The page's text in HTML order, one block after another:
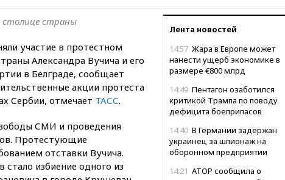
Лента новостей
14:57 Жара в Европе может
нанести ущерб экономике в
размере €800 млрд
14:49 Пентагон озаботился
критикой Трампа по поводу
дефицита боеприпасов
14:40 В Германии задержан
украинец за шпионаж на
оборонном предприятии
14:21 АТОР сообщила о
столице страны
участие в протестном
Александра Вучича и его
в Белграде, сообщает
акции протеста
Сербии, отмечает ТАСС.
СМИ и проведения
Протестующие
отставки Вучича.
избиение одного из